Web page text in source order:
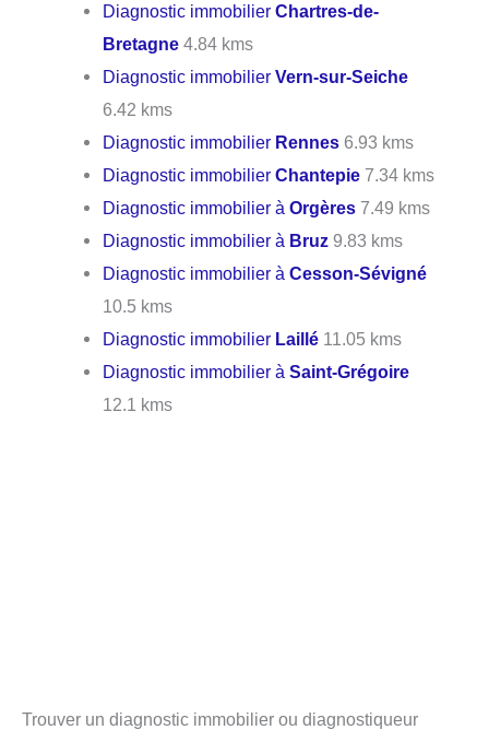
Diagnostic immobilierChartres-de-
Bretagne 4.84 kms
Diagnostic immobilierVern-sur-Seiche
6.42 kms
Diagnostic immobilier Rennes 6.93 kms
Diagnostic immobilierChantepie 7.34 kms
Diagnostic immobilier àOrgères 7.49 kms
Diagnostic immobilier à Bruz 9.83 kms
Diagnostic immobilier àCesson-Sévigné
10.5 kms
Diagnostic immobilier Laillé 11.05 kms
Diagnostic immobilier àSaint-Grégoire
12.1 kms
Trouver un diagnostic immobilier ou diagnostiqueur